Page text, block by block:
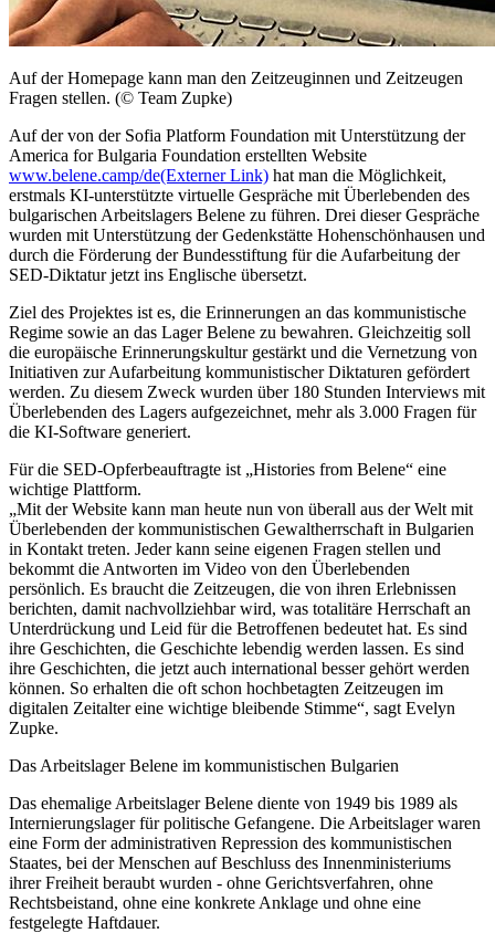
Auf der Homepage kann man den Zeitzeuginnen und Zeitzeugen
Fragen stellen. (© Team Zupke)
Auf der von der Sofia Platform Foundation mit Unterstützung der
America for Bulgaria Foundation erstellten Website
www.belene.camp/de(Externer Link) hat man die Möglichkeit,
erstmals KI-unterstützte virtuelle Gespräche mit Überlebenden des
bulgarischen Arbeitslagers Belene zu führen. Drei dieser Gespräche
wurden mit Unterstützung der Gedenkstätte Hohenschönhausen und
durch die Förderung der Bundesstiftung für die Aufarbeitung der
SED-Diktatur jetzt ins Englische übersetzt.
Ziel des Projektes ist es, die Erinnerungen an das kommunistische
Regime sowie an das Lager Belene zu bewahren. Gleichzeitig soll
die europäische Erinnerungskultur gestärkt und die Vernetzung von
Initiativen zur Aufarbeitung kommunistischer Diktaturen gefördert
werden. Zu diesem Zweck wurden über 180 Stunden Interviews mit
Überlebenden des Lagers aufgezeichnet, mehr als 3.000 Fragen für
die KI-Software generiert.
Für die SED-Opferbeauftragte ist „Histories from Belene“ eine
wichtige Plattform.
„Mit der Website kann man heute nun von überall aus der Welt mit
Überlebenden der kommunistischen Gewaltherrschaft in Bulgarien
in Kontakt treten. Jeder kann seine eigenen Fragen stellen und
bekommt die Antworten im Video von den Überlebenden
persönlich. Es braucht die Zeitzeugen, die von ihren Erlebnissen
berichten, damit nachvollziehbar wird, was totalitäre Herrschaft an
Unterdrückung und Leid für die Betroffenen bedeutet hat. Es sind
ihre Geschichten, die Geschichte lebendig werden lassen. Es sind
ihre Geschichten, die jetzt auch international besser gehört werden
können. So erhalten die oft schon hochbetagten Zeitzeugen im
digitalen Zeitalter eine wichtige bleibende Stimme“, sagt Evelyn
Zupke.
Das Arbeitslager Belene im kommunistischen Bulgarien
Das ehemalige Arbeitslager Belene diente von 1949 bis 1989 als
Internierungslager für politische Gefangene. Die Arbeitslager waren
eine Form der administrativen Repression des kommunistischen
Staates, bei der Menschen auf Beschluss des Innenministeriums
ihrer Freiheit beraubt wurden - ohne Gerichtsverfahren, ohne
Rechtsbeistand, ohne eine konkrete Anklage und ohne eine
festgelegte Haftdauer.